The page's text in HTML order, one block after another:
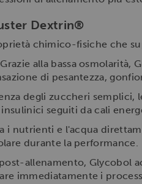
Dextrin®
chimico-fisiche che
Grazie alla bassa osmolarità,
di pesantezza,
degli zuccheri semplici,
seguiti da cali
i nutrienti e l'acqua
durante la performance.
allenamento, Glycobol
immediatamente i